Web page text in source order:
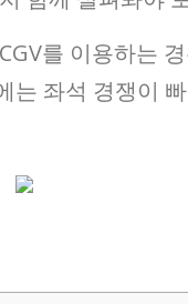
를 이용하는
는 좌석 경쟁이